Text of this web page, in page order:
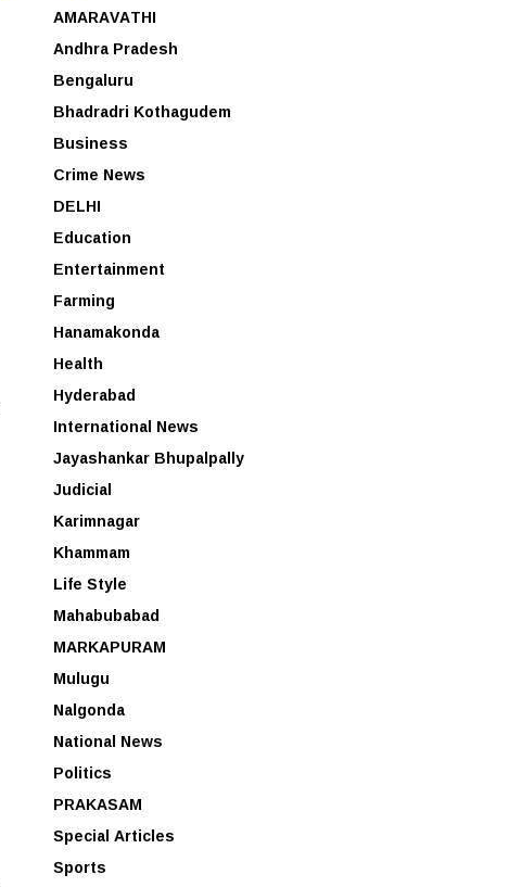
AMARAVATHI
Andhra Pradesh
Bengaluru
Bhadradri Kothagudem
Business
Crime News
DELHI
Education
Entertainment
Farming
Hanamakonda
Health
Hyderabad
International News
Jayashankar Bhupalpally
Judicial
Karimnagar
Khammam
Life Style
Mahabubabad
MARKAPURAM
Mulugu
Nalgonda
National News
Politics
PRAKASAM
Special Articles
Sports